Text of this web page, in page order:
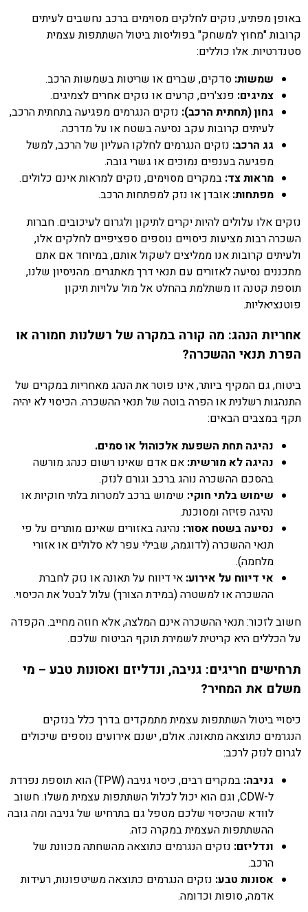
באופן מפתיע, נזקים לחלקים מסוימים ברכב נחשבים לעיתים
קרובות "מחוץ למשחק" בפוליסות ביטול השתתפות עצמית
סטנדרטיות. אלו כוללים:
שמשות: סדקים, שברים או שריטות בשמשות הרכב.
צמיגים: פנצ'רים, קרעים או נזקים אחרים לצמיגים.
גחון (תחתית הרכב): נזקים הנגרמים מפגיעה בתחתית הרכב,
לעיתים קרובות עקב נסיעה בשטח או על מדרכה.
גג הרכב: נזקים הנגרמים לחלקו העליון של הרכב, למשל
מפגיעה בענפים נמוכים או גשרי גובה.
מראות צד: במקרים מסוימים, נזקים למראות אינם כלולים.
מפתחות: אובדן או נזק למפתחות הרכב.
נזקים אלו עלולים להיות יקרים לתיקון ולגרום לעיכובים. חברות
השכרה רבות מציעות כיסויים נוספים ספציפיים לחלקים אלו,
ולעיתים קרובות אנו ממליצים לשקול אותם, במיוחד אם אתם
מתכננים נסיעה לאזורים עם תנאי דרך מאתגרים. מהניסיון שלנו,
תוספת קטנה זו משתלמת בהחלט אל מול עלויות תיקון
פוטנציאליות.
אחריות הנהג: מה קורה במקרה של רשלנות חמורה או
הפרת תנאי ההשכרה?
ביטוח, גם המקיף ביותר, אינו פוטר את הנהג מאחריות במקרים של
התנהגות רשלנית או הפרה בוטה של תנאי ההשכרה. הכיסוי לא יהיה
תקף במצבים הבאים:
נהיגה תחת השפעת אלכוהול או סמים.
נהיגה לא מורשית: אם אדם שאינו רשום כנהג מורשה
בהסכם ההשכרה נוהג ברכב וגורם לנזק.
שימוש בלתי חוקי: שימוש ברכב למטרות בלתי חוקיות או
נהיגה פזיזה ומסוכנת.
נסיעה בשטח אסור: נהיגה באזורים שאינם מותרים על פי
תנאי ההשכרה (לדוגמה, שבילי עפר לא סלולים או אזורי
מלחמה).
אי דיווח על אירוע: אי דיווח על תאונה או נזק לחברת
ההשכרה או למשטרה (במידת הצורך) עלול לבטל את הכיסוי.
חשוב לזכור: תנאי ההשכרה אינם המלצה, אלא חוזה מחייב. הקפדה
על הכללים היא קריטית לשמירת תוקף הביטוח שלכם.
תרחישים חריגים: גניבה, ונדליזם ואסונות טבע – מי
משלם את המחיר?
כיסויי ביטול השתתפות עצמית מתמקדים בדרך כלל בנזקים
הנגרמים כתוצאה מתאונה. אולם, ישנם אירועים נוספים שיכולים
לגרום לנזק לרכב:
גניבה:
במקרים רבים, כיסוי גניבה (TPW) הוא תוספת נפרדת
ל-CDW, וגם הוא יכול לכלול השתתפות עצמית משלו. חשוב
לוודא שהכיסוי שלכם מטפל גם בתרחיש של גניבה ומה גובה
ההשתתפות העצמית במקרה כזה.
ונדליזם: נזקים הנגרמים כתוצאה מהשחתה מכוונת של
הרכב.
אסונות טבע: נזקים הנגרמים כתוצאה משיטפונות, רעידות
אדמה, סופות וכדומה.